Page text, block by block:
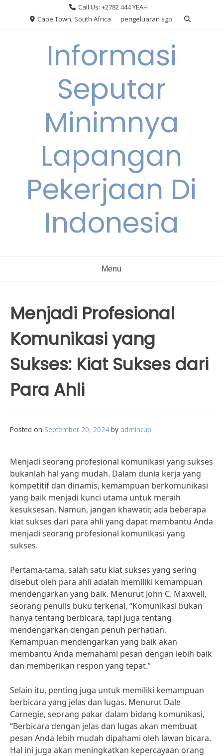
Call Us: +2782 444 YEAH
Cape Town, South Africa
pengeluaran sgp
Informasi
Seputar
Minimnya
Lapangan
Pekerjaan Di
Indonesia
Menu
Menjadi Profesional
Komunikasi yang
Sukses: Kiat Sukses dari
Para Ahli
Posted on September 20, 2024 by admincup
Menjadi seorang profesional komunikasi yang sukses
bukanlah hal yang mudah. Dalam dunia kerja yang
kompetitif dan dinamis, kemampuan berkomunikasi
yang baik menjadi kunci utama untuk meraih
kesuksesan. Namun, jangan khawatir, ada beberapa
kiat sukses dari para ahli yang dapat membantu Anda
menjadi seorang profesional komunikasi yang
sukses.
Pertama-tama, salah satu kiat sukses yang sering
disebut oleh para ahli adalah memiliki kemampuan
mendengarkan yang baik. Menurut John C. Maxwell,
seorang penulis buku terkenal, “Komunikasi bukan
hanya tentang berbicara, tapi juga tentang
mendengarkan dengan penuh perhatian.
Kemampuan mendengarkan yang baik akan
membantu Anda memahami pesan dengan lebih baik
dan memberikan respon yang tepat.”
Selain itu, penting juga untuk memiliki kemampuan
berbicara yang jelas dan lugas. Menurut Dale
Carnegie, seorang pakar dalam bidang komunikasi,
“Berbicara dengan jelas dan lugas akan membuat
pesan Anda lebih mudah dipahami oleh lawan bicara.
Hal ini juga akan meningkatkan kepercayaan orang